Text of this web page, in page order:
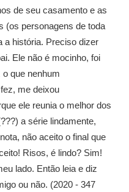
de seu casamento e as
(os personagens de toda
a história. Preciso dizer
Ele não é mocinho, foi
que nenhum
me deixou
ele reunia o melhor dos
a série lindamente,
não aceito o final que
Risos, é lindo? Sim!
lado. Então leia e diz
ou não. (2020 - 347